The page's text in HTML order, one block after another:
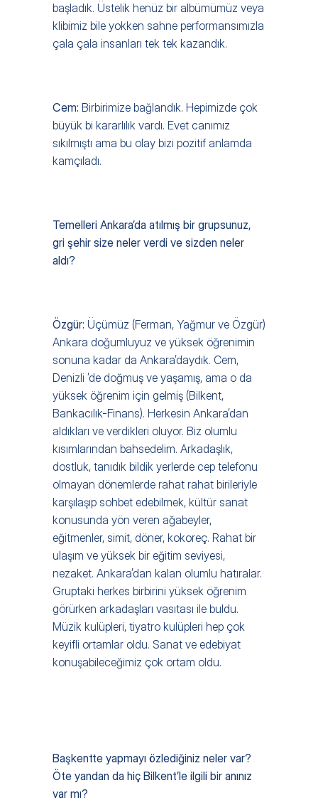
başladık. Üstelik henüz bir albümümüz veya
klibimiz bile yokken sahne performansımızla
çala çala insanları tek tek kazandık.
Cem: Birbirimize bağlandık. Hepimizde çok
büyük bi kararlılık vardı. Evet canımız
sıkılmıştı ama bu olay bizi pozitif anlamda
kamçıladı.
Temelleri Ankara’da atılmış bir grupsunuz,
gri şehir size neler verdi ve sizden neler
aldı?
Özgür: Üçümüz (Ferman, Yağmur ve Özgür)
Ankara doğumluyuz ve yüksek öğrenimin
sonuna kadar da Ankara’daydık. Cem,
Denizli ’de doğmuş ve yaşamış, ama o da
yüksek öğrenim için gelmiş (Bilkent,
Bankacılık-Finans). Herkesin Ankara’dan
aldıkları ve verdikleri oluyor. Biz olumlu
kısımlarından bahsedelim. Arkadaşlık,
dostluk, tanıdık bildik yerlerde cep telefonu
olmayan dönemlerde rahat rahat birileriyle
karşılaşıp sohbet edebilmek, kültür sanat
konusunda yön veren ağabeyler,
eğitmenler, simit, döner, kokoreç. Rahat bir
ulaşım ve yüksek bir eğitim seviyesi,
nezaket. Ankara’dan kalan olumlu hatıralar.
Gruptaki herkes birbirini yüksek öğrenim
görürken arkadaşları vasıtası ile buldu.
Müzik kulüpleri, tiyatro kulüpleri hep çok
keyifli ortamlar oldu. Sanat ve edebiyat
konuşabileceğimiz çok ortam oldu.
Başkentte yapmayı özlediğiniz neler var?
Öte yandan da hiç Bilkent’le ilgili bir anınız
var mı?